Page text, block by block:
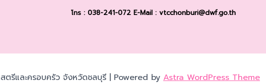
โทร : 038-241-072 E-Mail : vtcchonburi@dwf.go.th
และครอบครัว จังหวัดชลบุรี | Powered by Astra WordPress Theme